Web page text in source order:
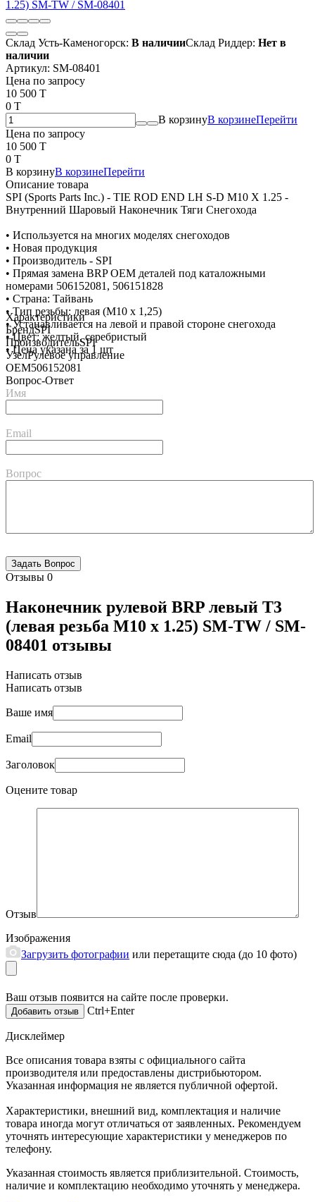
Склад Усть-Каменогорск: В наличииСклад Риддер: Нет в
наличии
Артикул: SM-08401
Цена по запросу
10 500 T
0 T
В корзинуВ корзинеПерейти
Цена по запросу
10 500 T
0 T
В корзинуВ корзинеПерейти
Описание товара
SPI (Sports Parts Inc.) - TIE ROD END LH S-D M10 X 1.25 -
Внутренний Шаровый Наконечник Тяги Снегохода
• Используется на многих моделях снегоходов
• Новая продукция
• Производитель - SPI
• Прямая замена BRP OEM деталей под каталожными
номерами 506152081, 506151828
• Страна: Тайвань
• Тип резьбы: левая (M10 x 1,25)
• Устанавливается на левой и правой стороне снегохода
• Цвет: желтый, серебристый
• Цена указана за 1 шт
Характеристики
БрендSPI
ПроизводительSPI
УзелРулевое управление
OEM506152081
Вопрос-Ответ
Имя
Email
Вопрос
Отзывы 0
Наконечник рулевой BRP левый Т3
(левая резьба M10 х 1.25) SM-TW / SM-
08401 отзывы
Написать отзыв
Написать отзыв
Ваше имя
Email
Заголовок
Оцените товар
Отзыв
Изображения
Загрузить фотографии или перетащите сюда (до 10 фото)
Ваш отзыв появится на сайте после проверки.
Ctrl+Enter
Дисклеймер
Все описания товара взяты с официального сайта
производителя или предоставлены дистрибьютором.
Указанная информация не является публичной офертой.
Характеристики, внешний вид, комплектация и наличие
товара иногда могут отличаться от заявленных. Рекомендуем
уточнять интересующие характеристики у менеджеров по
телефону.
Указанная стоимость является приблизительной. Стоимость,
наличие и комплектацию необходимо уточнять у менеджера.